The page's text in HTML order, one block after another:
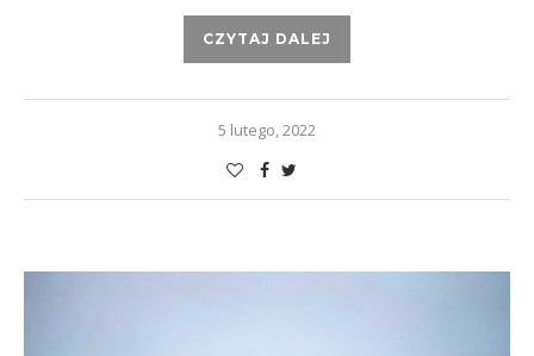
CZYTAJ DALEJ
5 lutego, 2022